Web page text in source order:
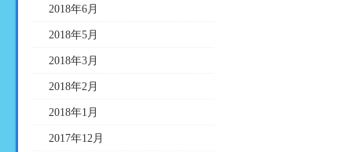
2018年6月
2018年5月
2018年3月
2018年2月
2018年1月
2017年12月